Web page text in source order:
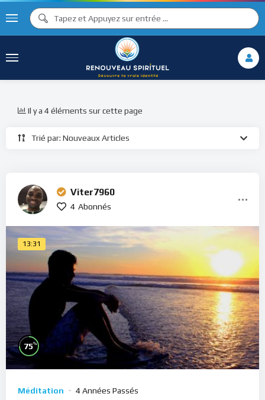
Trié par: Nouveaux Articles
Il y a 4 éléments sur cette page
Viter7960
4 Abonnés
13:31
75%
Méditation 4 Années Passés